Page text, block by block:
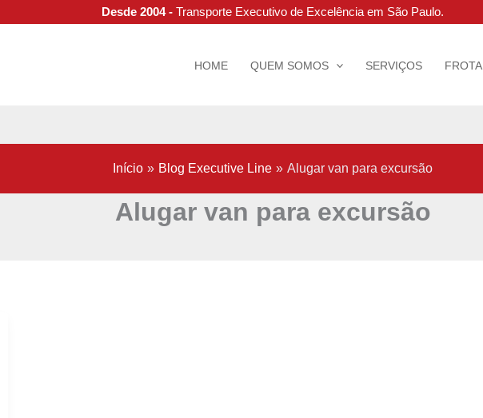
Desde 2004 - Transporte Executivo de Excelência em São Paulo.
HOME QUEM SOMOS SERVIÇOS FROTA
Início Blog Executive Line Alugar van para excursão
Alugar van para excursão